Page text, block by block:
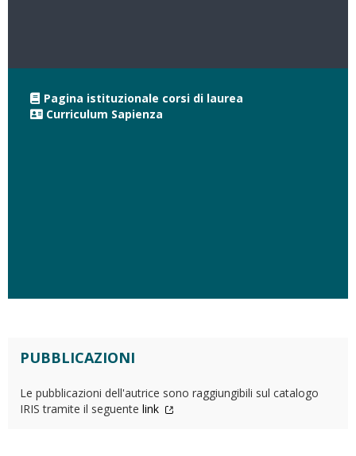
Pagina istituzionale corsi di laurea
Curriculum Sapienza
PUBBLICAZIONI
Le pubblicazioni dell'autrice sono raggiungibili sul catalogo
IRIS tramite il seguente link